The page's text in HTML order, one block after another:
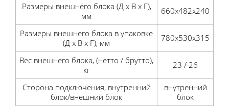
Размеры внешнего блока (Д x В x Г),
мм
660x482x240
Размеры внешнего блока в упаковке
(Д x В x Г), мм
780x530x315
Вес внешнего блока, (нетто / брутто),
кг
23 / 26
Сторона подключения, внутренний
блок/внешний блок
внутренний
блок